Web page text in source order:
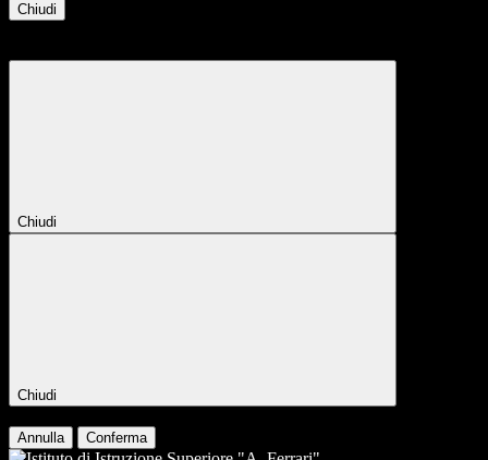
Chiudi
Chiudi
Chiudi
Annulla Conferma